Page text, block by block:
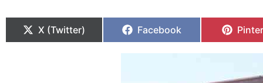
en
X (Twitter)
en
Facebook
en
en
en
en